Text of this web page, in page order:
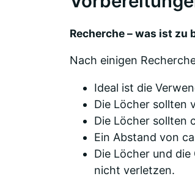
Recherche – was ist zu
Nach einigen
Ideal ist die
Die Löcher sollten
Die Löcher sollten
Ein Abstand von
Die Löcher und
nicht verletzen.